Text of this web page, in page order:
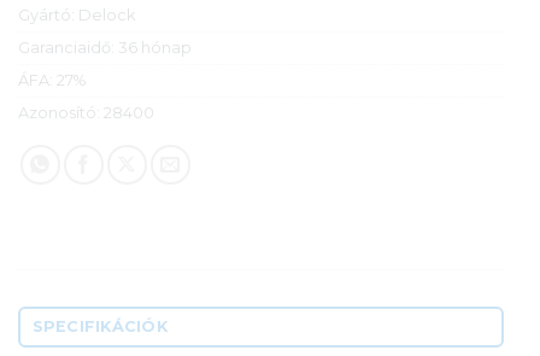
Gyártó: Delock
Garanciaidő: 36 hónap
ÁFA: 27%
Azonosító: 28400
SPECIFIKÁCIÓK